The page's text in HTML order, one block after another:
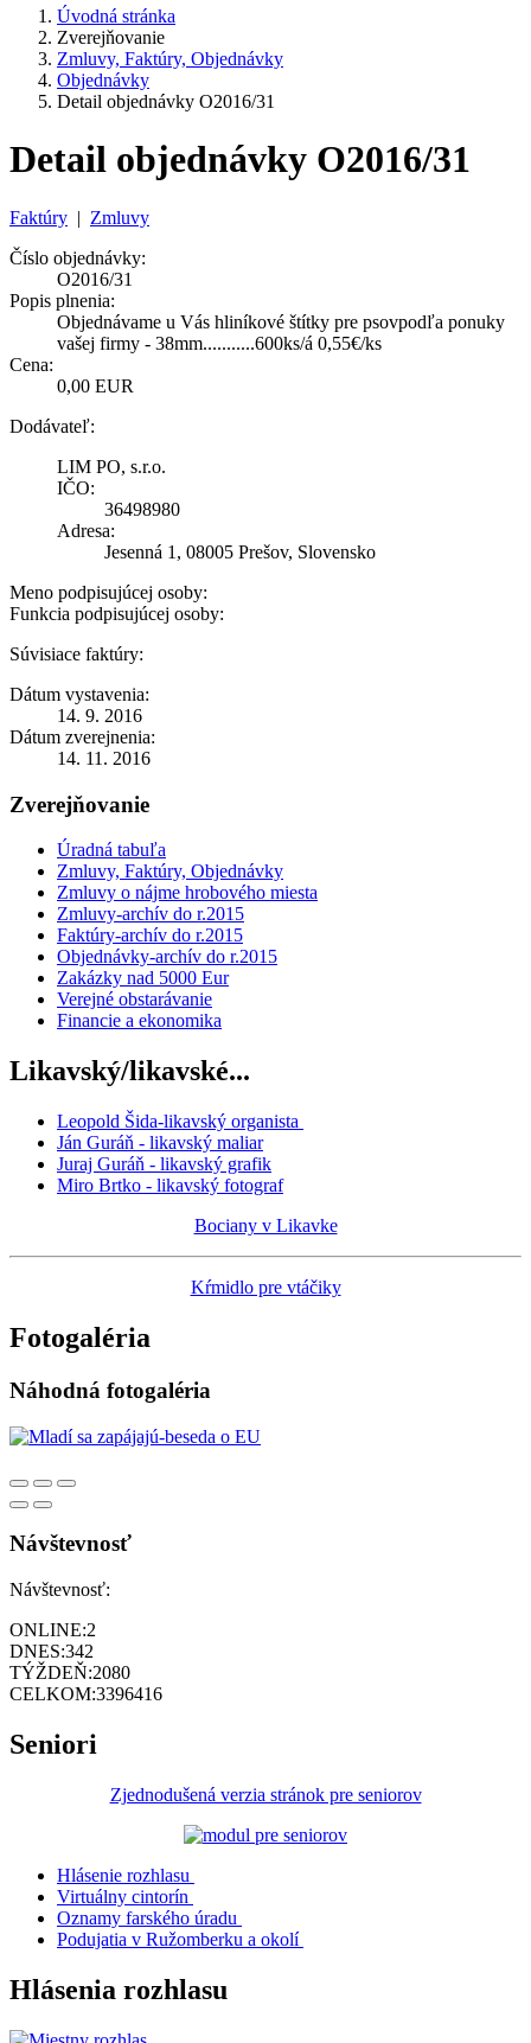
Úvodná stránka
Zverejňovanie
Zmluvy, Faktúry, Objednávky
Objednávky
Detail objednávky O2016/31
Detail objednávky O2016/31
Faktúry | Zmluvy
Číslo objednávky:
O2016/31
Popis plnenia:
Objednávame u Vás hliníkové štítky pre psovpodľa ponuky
vašej firmy - 38mm...........600ks/á 0,55€/ks
Cena:
0,00 EUR
Dodávateľ:
LIM PO, s.r.o.
IČO:
36498980
Adresa:
Jesenná 1, 08005 Prešov, Slovensko
Meno podpisujúcej osoby:
Funkcia podpisujúcej osoby:
Súvisiace faktúry:
Dátum vystavenia:
14. 9. 2016
Dátum zverejnenia:
14. 11. 2016
Zverejňovanie
Úradná tabuľa
Zmluvy, Faktúry, Objednávky
Zmluvy o nájme hrobového miesta
Zmluvy-archív do r.2015
Faktúry-archív do r.2015
Objednávky-archív do r.2015
Zakázky nad 5000 Eur
Verejné obstarávanie
Financie a ekonomika
Likavský/likavské...
Leopold Šida-likavský organista
Ján Guráň - likavský maliar
Juraj Guráň - likavský grafik
Miro Brtko - likavský fotograf
Bociany v Likavke
Kŕmidlo pre vtáčiky
Fotogaléria
Náhodná fotogaléria
Návštevnosť
Návštevnosť:
ONLINE:2
DNES:342
TÝŽDEŇ:2080
CELKOM:3396416
Seniori
Zjednodušená verzia stránok pre seniorov
Hlásenie rozhlasu
Virtuálny cintorín
Oznamy farského úradu
Podujatia v Ružomberku a okolí
Hlásenia rozhlasu